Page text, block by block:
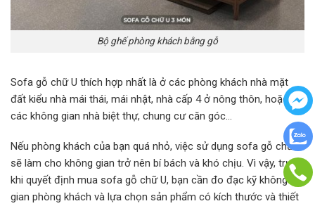
Bộ ghế phòng khách bằng gỗ
Sofa gỗ chữ U thích hợp nhất là ở các phòng khách nhà mặt
đất kiểu nhà mái thái, mái nhật, nhà cấp 4 ở nông thôn, hoặc
các không gian nhà biệt thự, chung cư căn góc…
Nếu phòng khách của bạn quá nhỏ, việc sử dụng sofa gỗ chữ U
sẽ làm cho không gian trở nên bí bách và khó chịu. Vì vậy, trước
khi quyết định mua sofa gỗ chữ U, bạn cần đo đạc kỹ không
gian phòng khách và lựa chọn sản phẩm có kích thước và thiết